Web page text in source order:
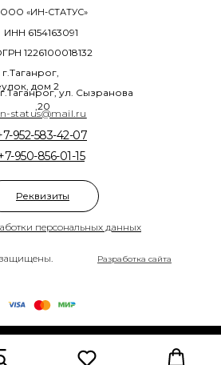
персональных данных
950-856-01-15
952-583-42-07
ООО «ИН-СТАТУС»
дом 2
ул. Сызранова
,20
1226100018132
ИНН 6154163091
Разработка сайта
status@mail.ru
Реквизиты
on Tilda